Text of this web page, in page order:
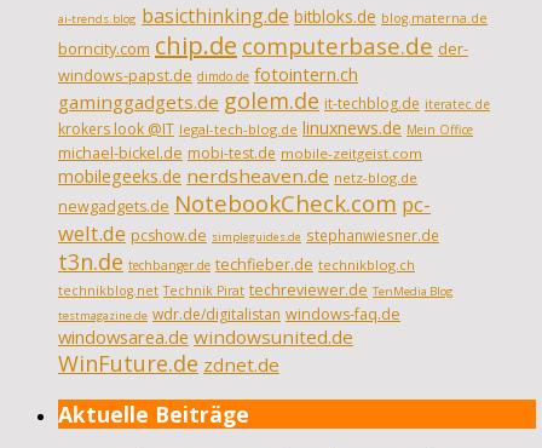
ai-trends.blog basicthinking.de bitbloks.de blog.materna.de
borncity.com chip.de computerbase.de der-
windows-papst.de dimdo.de fotointern.ch
gaminggadgets.de golem.de it-techblog.de iteratec.de
krokers look @IT legal-tech-blog.de linuxnews.de Mein Office
michael-bickel.de mobi-test.de mobile-zeitgeist.com
mobilegeeks.de nerdsheaven.de netz-blog.de
newgadgets.de NotebookCheck.com pc-
welt.de pcshow.de simpleguides.de stephanwiesner.de
t3n.de techbanger.de techfieber.de technikblog.ch
technikblog.net Technik Pirat techreviewer.de TenMedia Blog
testmagazine.de wdr.de/digitalistan windows-faq.de
windowsarea.de windowsunited.de
WinFuture.de zdnet.de
Aktuelle Beiträge